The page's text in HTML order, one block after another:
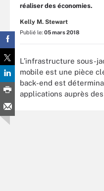
réaliser des économies.
Kelly M. Stewart
Publié le: 05 mars 2018
L’infrastructure sous-
mobile est une pièce
back-end est
applications auprès